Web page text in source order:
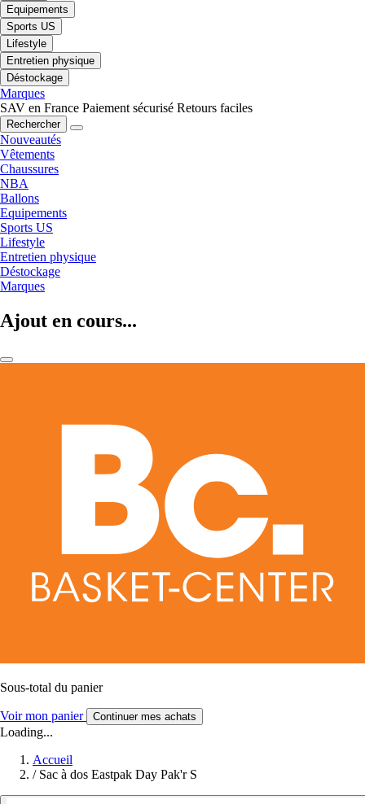
Equipements
Sports US
Lifestyle
Entretien physique
Déstockage
Marques
SAV en France Paiement sécurisé Retours faciles
Rechercher
Nouveautés
Vêtements
Chaussures
NBA
Ballons
Equipements
Sports US
Lifestyle
Entretien physique
Déstockage
Marques
Ajout en cours...
Sous-total du panier
Voir mon panier Continuer mes achats
Loading...
Accueil
/ Sac à dos Eastpak Day Pak'r S